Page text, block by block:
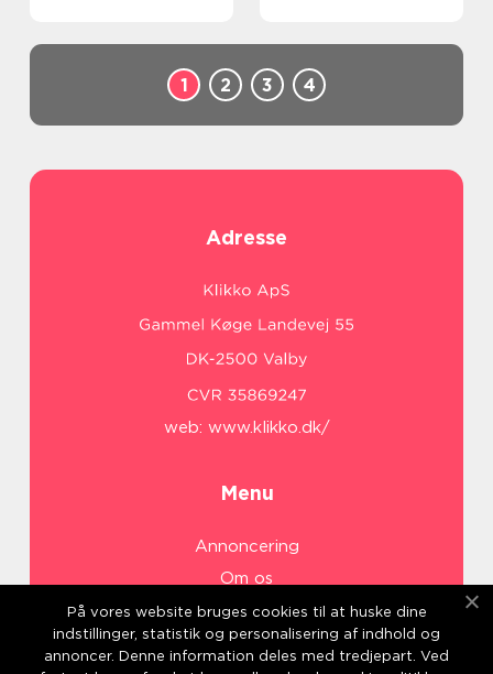
1 2 3 4
Adresse
web: www.klikko.dk/
Menu
Annoncering
Om os
Cookies
Kontakt os
På vores website bruges cookies til at huske dine
indstillinger, statistik og personalisering af indhold og
annoncer. Denne information deles med tredjepart. Ved